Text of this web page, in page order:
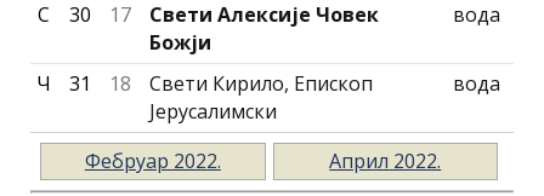
С 30 17
Свети Алексије Човек
Божји
вода
Ч 31 18
Свети Кирило, Епископ
Јерусалимски
вода
Фебруар 2022. Април 2022.